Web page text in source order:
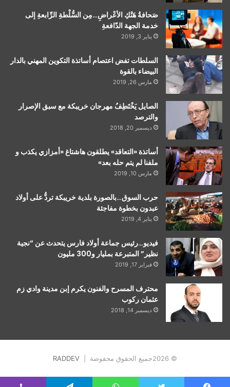
صَحافةُ هَتْكِ الأعْراضِ…مِن السُّلْطةِ الرِّابعةِ إلى
خدمة الجهة الدّافعةِ
يناير 3, 2019
السلطات تفض اعتصام أساتذة التكوين المهني بالدار
البيضاء بالقوة
مارس 26, 2019
الصايل يَخْتَطِفُ مهرجان خريبكة مع سبق الإصرار
والترصد
ديسمبر 20, 2018
أساتذة «التعاقد» يطلقون هاشتاغ «أمزازي يكذب و
ملفنا لم يتم حله بعد»
مارس 10, 2019
حرب السوق…بالصورة بلدية خريبكة تردُّ على أولاد
عبدون بخطوة مفاجئة
يناير 4, 2019
فيديو…رئيس جماعة أولاد فارس يتحدث عن “نجية
نظير” المتبرعة بمليار و300 مليون
فبراير 17, 2019
محترف المسرح والفنون يكرم إبن مدينة وادي زم
عثمان ركوب
ديسمبر 14, 2018
© 2026جميع الحقوق محفوضة | RADDEV